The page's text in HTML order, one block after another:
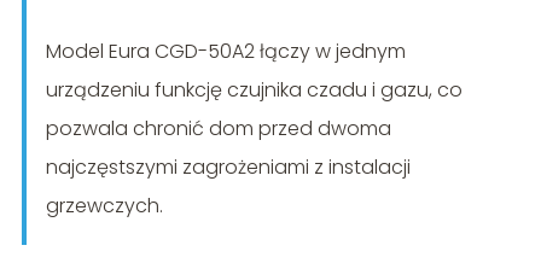
Model Eura CGD-50A2 łączy w jednym
urządzeniu funkcję czujnika czadu i gazu, co
pozwala chronić dom przed dwoma
najczęstszymi zagrożeniami z instalacji
grzewczych.